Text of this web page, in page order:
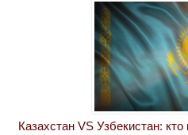
Казахстан VS Узбекистан: